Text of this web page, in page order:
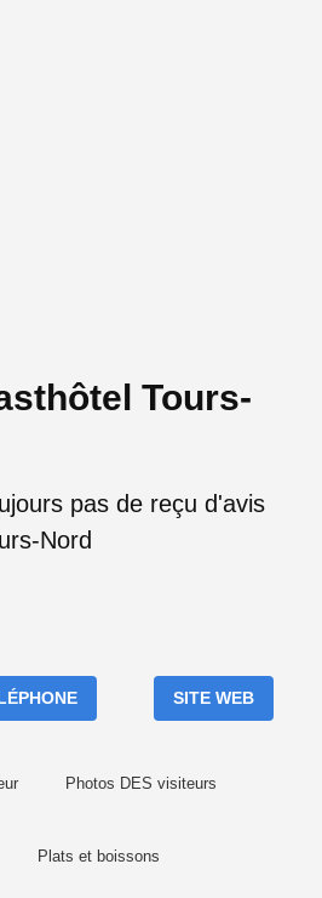
Tours-
pas de reçu d'avis
Nord
SITE WEB
Photos DES visiteurs
Plats et boissons